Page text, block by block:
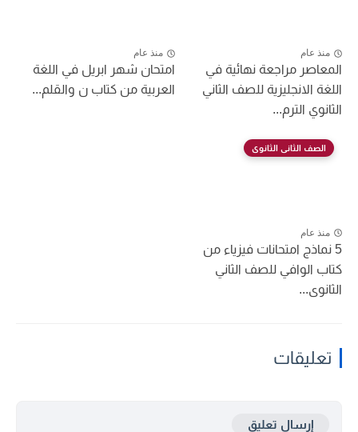
منذ عام
المعاصر مراجعة نهائية في
اللغة الانجليزية للصف الثاني
الثانوي الترم...
منذ عام
امتحان شهر ابريل في اللغة
العربية من كتاب ن والقلم...
الصف الثانى الثانوى
منذ عام
5 نماذج امتحانات فيزياء من
كتاب الوافي للصف الثاني
الثانوى...
تعليقات
إرسال تعليق